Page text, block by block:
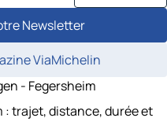
Newsletter
ViaMichelin
- Fegersheim
: trajet, distance, durée et